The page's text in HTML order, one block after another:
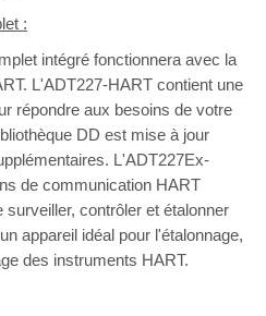
:
intégré fonctionnera avec la
L'ADT227-HART contient une
répondre aux besoins de votre
DD est mise à jour
L'ADT227Ex-
de communication HART
contrôler et étalonner
appareil idéal pour l'étalonnage,
des instruments HART.